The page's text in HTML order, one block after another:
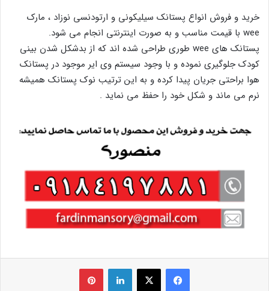
خرید و فروش انواع پستانک سیلیکونی و ارتودنسی نوزاد ، مارک
wee با قیمت مناسب و به صورت اینترنتی انجام می شود.
پستانک های wee طوری طراحی شده اند که از بدشکل شدن بینی
کودک جلوگیری نموده و با وجود سیستم وی ایر موجود در پستانک
هوا براحتی جریان پیدا کرده و به این ترتیب نوک پستانک همیشه
نرم می ماند و شکل خود را حفظ می نماید .
فیس بوک X لینکدین ‫پین‌ترست